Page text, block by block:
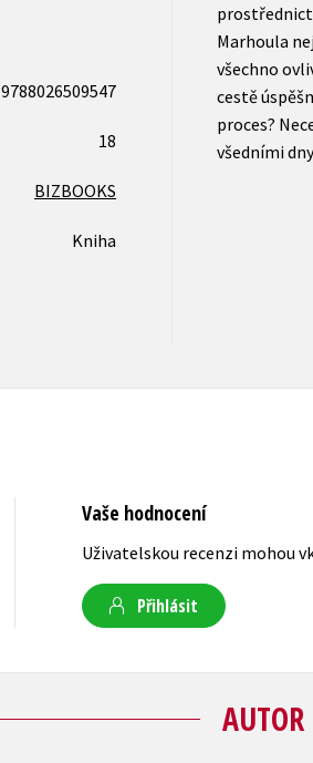
9788026509547
18
BIZBOOKS
Kniha
Marhoula
všechno
cestě
proces?
všedními
Vaše hodnocení
Uživatelskou recenzi mohou
Přihlásit